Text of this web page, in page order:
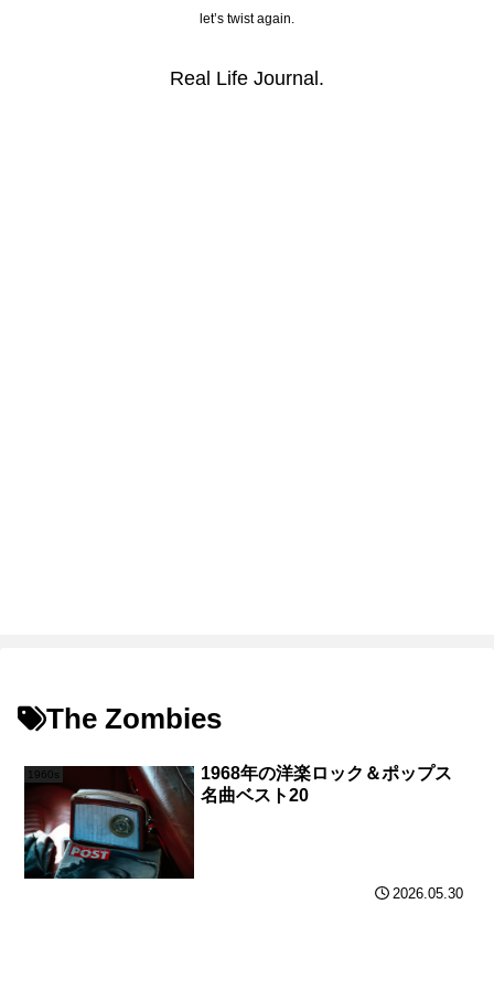
let’s twist again.
Real Life Journal.
The Zombies
1960s
1968年の洋楽ロック＆ポップス
名曲ベスト20
2026.05.30